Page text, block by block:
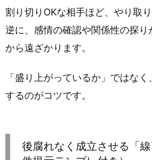
感
「割
り
り
O
判
割り切りOKな相手ほど、やり取
逆に、感情の確認や関係性の探り
から遠ざかります。
「盛り上がっているか」ではな
するのがコツです。
後腐れなく成立させる「